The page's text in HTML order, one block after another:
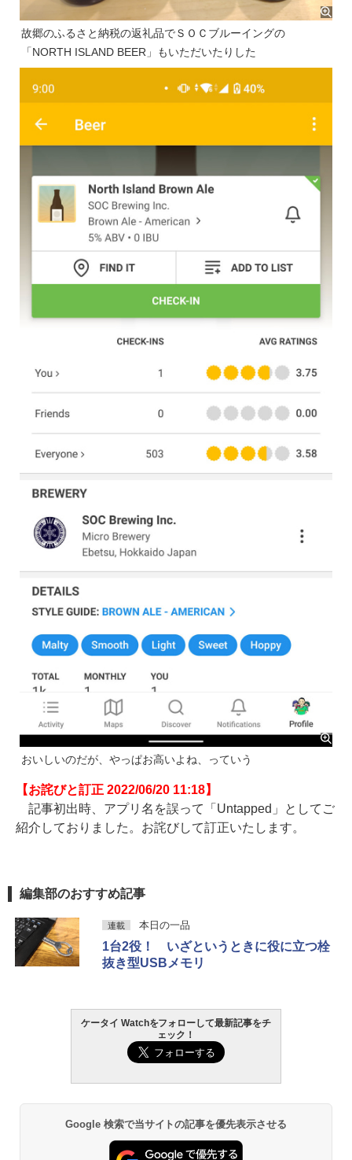
故郷のふるさと納税の返礼品でＳＯＣブルーイングの
「NORTH ISLAND BEER」もいただいたりした
おいしいのだが、やっぱお高いよね、っていう
【お詫びと訂正 2022/06/20 11:18】
記事初出時、アプリ名を誤って「Untapped」としてご
紹介しておりました。お詫びして訂正いたします。
編集部のおすすめ記事
連載 本日の一品
1台2役！ いざというときに役に立つ栓
抜き型USBメモリ
ケータイ Watchをフォローして最新記事をチ
ェック！
Google 検索で当サイトの記事を優先表示させる